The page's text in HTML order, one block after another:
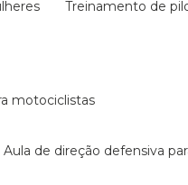
treinamento de
motociclistas
aula de direção defensiva